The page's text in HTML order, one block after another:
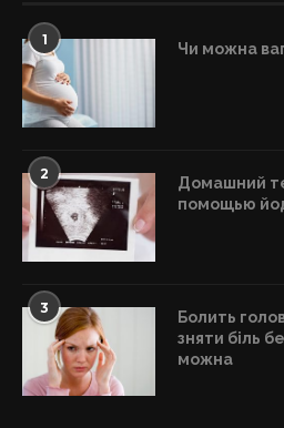
1 Чи можна
2
Домашний
помощью
3
Болить
зняти біль
можна